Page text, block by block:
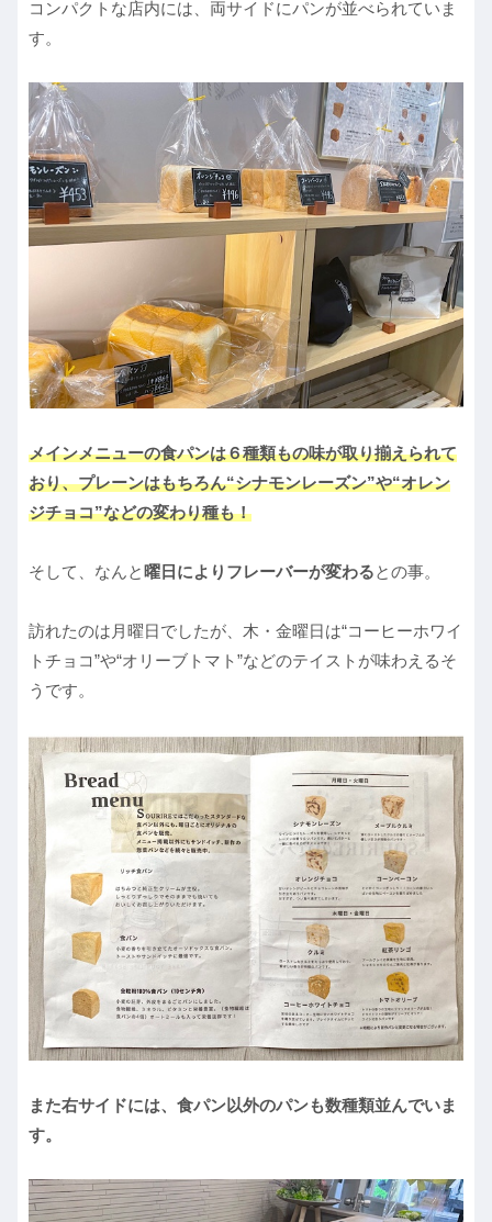
コンパクトな店内には、両サイドにパンが並べられていま
す。
メインメニューの食パンは６種類もの味が取り揃えられて
おり、プレーンはもちろん“シナモンレーズン”や“オレン
ジチョコ”などの変わり種も！
そして、なんと 曜日によりフレーバーが変わるとの事。
訪れたのは月曜日でしたが、木・金曜日は“コーヒーホワイ
トチョコ”や“オリーブトマト”などのテイストが味わえるそ
うです。
また右サイドには、食パン以外のパンも数種類並んでいま
す。